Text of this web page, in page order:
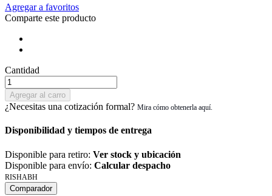
Agregar a favoritos
Comparte este producto
Cantidad
Agregar al carro
¿Necesitas una cotización formal?
Disponibilidad y tiempos de entrega
Disponible para retiro: Ver stock y ubicación
Disponible para envío: Calcular despacho
RISHABH
Comparador